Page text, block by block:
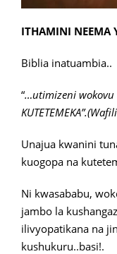
ITHAMINI NEEMA
Biblia inatuambia..
“…utimizeni wokovu
KUTETEMEKA”.
Unajua kwanini
kuogopa na
Ni kwasababu,
jambo la
ilivyopatikana na
kushukuru..basi!.